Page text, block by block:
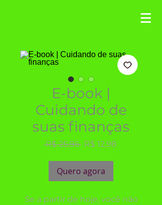
E-book |
Cuidando de
suas finanças
R$ 25,96 Preço
R$ 12,98Preço
Quero agora
Se a partir de hoje, você não